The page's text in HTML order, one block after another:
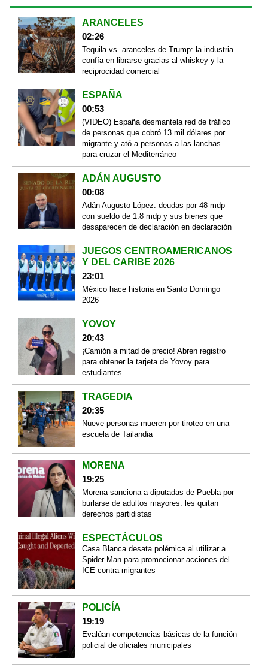
ARANCELES
02:26
Tequila vs. aranceles de Trump: la industria
confía en librarse gracias al whiskey y la
reciprocidad comercial
ESPAÑA
00:53
(VIDEO) España desmantela red de tráfico
de personas que cobró 13 mil dólares por
migrante y ató a personas a las lanchas
para cruzar el Mediterráneo
ADÁN AUGUSTO
00:08
Adán Augusto López: deudas por 48 mdp
con sueldo de 1.8 mdp y sus bienes que
desaparecen de declaración en declaración
JUEGOS CENTROAMERICANOS
Y DEL CARIBE 2026
23:01
México hace historia en Santo Domingo
2026
YOVOY
20:43
¡Camión a mitad de precio! Abren registro
para obtener la tarjeta de Yovoy para
estudiantes
TRAGEDIA
20:35
Nueve personas mueren por tiroteo en una
escuela de Tailandia
MORENA
19:25
Morena sanciona a diputadas de Puebla por
burlarse de adultos mayores: les quitan
derechos partidistas
ESPECTÁCULOS
Casa Blanca desata polémica al utilizar a
Spider-Man para promocionar acciones del
ICE contra migrantes
POLICÍA
19:19
Evalúan competencias básicas de la función
policial de oficiales municipales